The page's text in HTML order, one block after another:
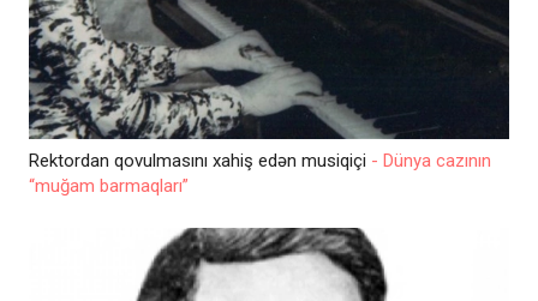
Rektordan qovulmasını xahiş edən musiqiçi - Dünya cazının
“muğam barmaqları”